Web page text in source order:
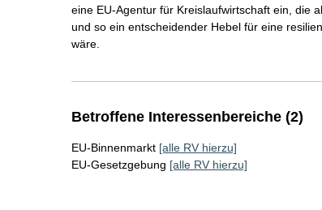
eine EU-Agentur für Kreislaufwirtschaft ein, die
und so ein entscheidender Hebel für eine
wäre.
Betroffene Interessenbereiche (2)
EU-Binnenmarkt [alle RV hierzu]
EU-Gesetzgebung [alle RV hierzu]